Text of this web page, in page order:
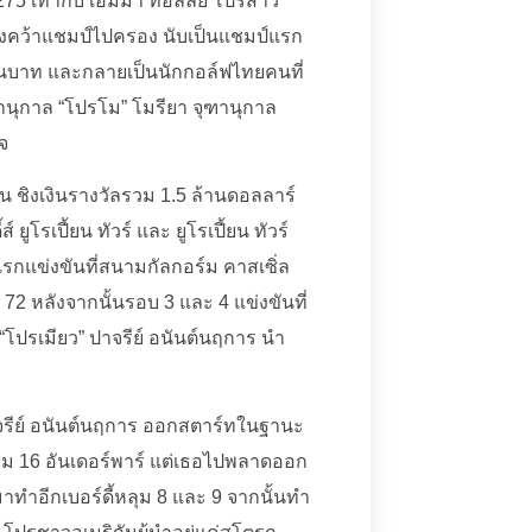
ว้าแชมป์ไปครอง นับเป็นแชมป์แรก
บาท และกลายเป็นนักกอล์ฟไทยคนที่
กาล “โปรโม” โมรียา จุฑานุกาล
ชิงเงินรางวัลรวม 1.5 ล้านดอลลาร์
ยูโรเปี้ยน ทัวร์ และ ยูโรเปี้ยน ทัวร์
กแข่งขันที่สนามกัลกอร์ม คาสเซิ่ล
หลังจากนั้นรอบ 3 และ 4 แข่งขันที่
รเมียว” ปาจรีย์ อนันต์นฤการ นำ
ย์ อนันต์นฤการ ออกสตาร์ทในฐานะ
16 อันเดอร์พาร์ แต่เธอไปพลาดออก
ทำอีกเบอร์ดี้หลุม 8 และ 9 จากนั้นทำ